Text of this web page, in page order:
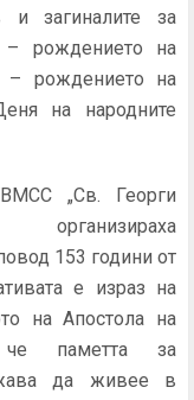
загиналите за
рождението на
– рождението на
на народните
„Св. Георги
организираха
153 години от
е израз на
на Апостола на
че паметта за
да живее в